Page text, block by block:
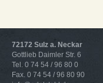
72172 Sulz a. Neckar
Gottlieb Daimler Str. 6
Tel. 0 74 54 / 96 80 0
Fax. 0 74 54 / 96 80 90